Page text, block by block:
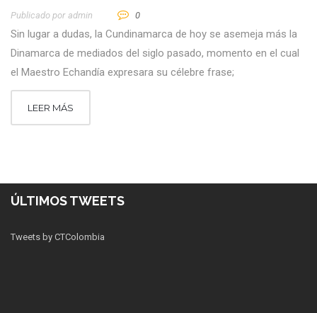
Publicado por Admin 0
Sin lugar a dudas, la Cundinamarca de hoy se asemeja más la
Dinamarca de mediados del siglo pasado, momento en el cual
el Maestro Echandía expresara su célebre frase;
LEER MÁS
ÚLTIMOS TWEETS
Tweets by CTColombia